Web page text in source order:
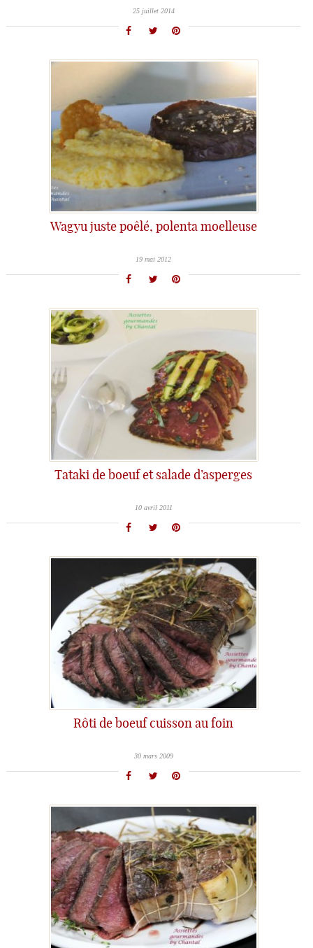
25 juillet 2014
Wagyu juste poêlé, polenta moelleuse
19 mai 2012
Tataki de boeuf et salade d’asperges
10 avril 2011
Rôti de boeuf cuisson au foin
30 mars 2009